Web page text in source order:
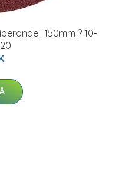
150mm ? 10-